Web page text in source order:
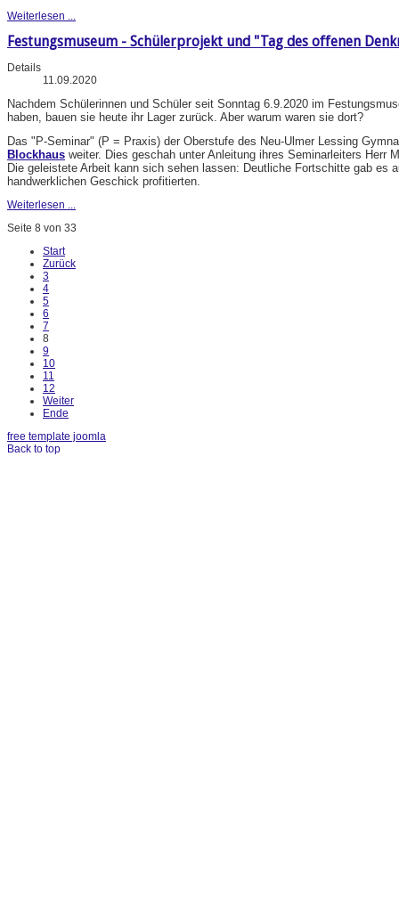
Weiterlesen ...
Festungsmuseum - Schülerprojekt und "Tag des offenen
Details
11.09.2020
Nachdem Schülerinnen und Schüler seit Sonntag 6.9.2020 im
haben, bauen sie heute ihr Lager zurück. Aber warum waren sie dort?
Das "P-Seminar" (P = Praxis) der Oberstufe des Neu-Ulmer Lessing
Blockhaus weiter. Dies geschah unter Anleitung ihres Seminarleiters Herr
Die geleistete Arbeit kann sich sehen lassen: Deutliche Fortschitte gab es
handwerklichen Geschick profitierten.
Weiterlesen ...
Seite 8 von 33
Start
Zurück
3
4
5
6
7
8
9
10
11
12
Weiter
Ende
free template joomla
Back to top